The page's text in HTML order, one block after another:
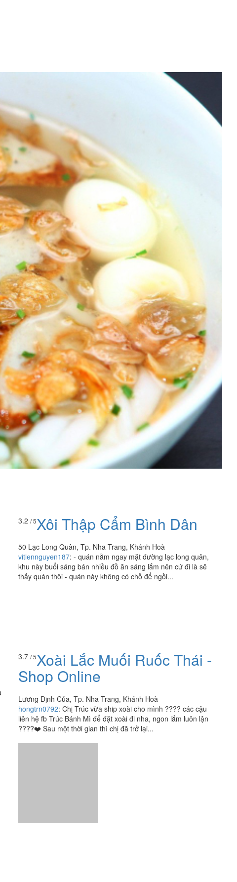
3.2 / 5Xôi Thập Cẩm Bình Dân
50 Lạc Long Quân, Tp. Nha Trang, Khánh Hoà
vitiennguyen187: - quán nằm ngay mặt đường lạc long quân,
khu này buổi sáng bán nhiều đồ ăn sáng lắm nên cứ đi là sẽ
thấy quán thôi - quán này không có chỗ để ngồi...
3.7/ 5Xoài Lắc Muối Ruốc Thái -
Shop Online
Lương Định Của, Tp. Nha Trang, Khánh Hoà